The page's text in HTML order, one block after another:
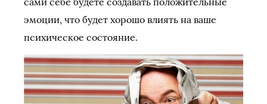
эмоции, что будет хорошо влиять на ваше
психическое состояние.